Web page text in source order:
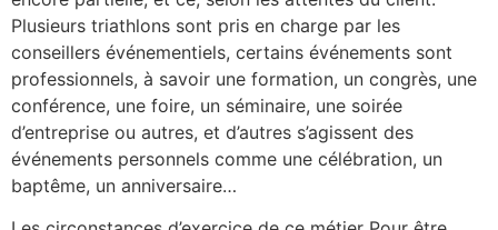
Plusieurs triathlons sont pris en charge par les
conseillers événementiels, certains événements sont
professionnels, à savoir une formation, un congrès, une
conférence, une foire, un séminaire, une soirée
d’entreprise ou autres, et d’autres s’agissent des
événements personnels comme une célébration, un
baptême, un anniversaire…